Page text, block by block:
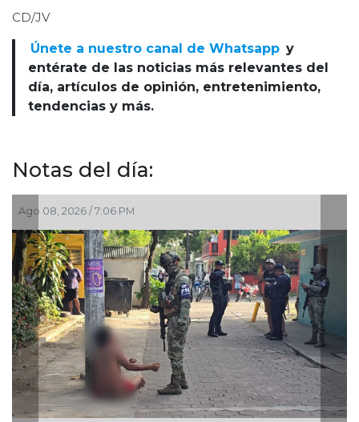
CD/JV
Únete a nuestro canal de Whatsapp y
entérate de las noticias más relevantes del
día, artículos de opinión, entretenimiento,
tendencias y más.
Notas del día:
Ago 08, 2026 / 3:10 PM